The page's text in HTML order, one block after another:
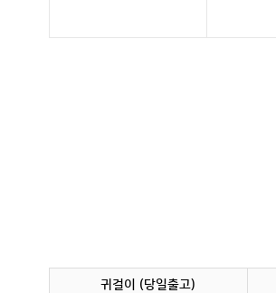
귀걸이 (당일출고)